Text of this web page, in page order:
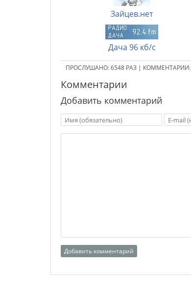
Зайцев.нет
Дача 96 кб/с
ПРОСЛУШАНО:6548РАЗ | КОММЕНТАРИИ:
Комментарии
Добавить комментарий